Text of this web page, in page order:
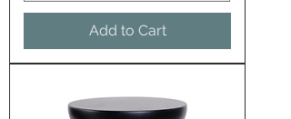
Add to Cart